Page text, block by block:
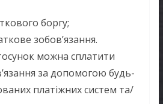
боргу;
зобов’язання.
можна сплатити
за допомогою будь-
платіжних систем та/